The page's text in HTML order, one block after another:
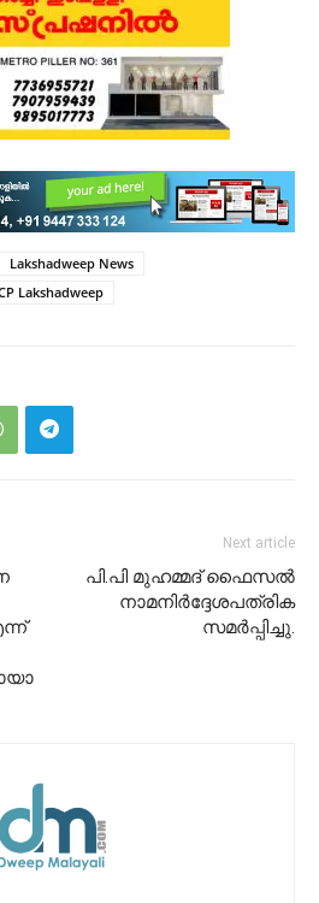
Lakshadweep News
Lakshadweep
Next article
പി.പി മുഹമ്മദ് ഫൈസൽ
നാമനിർദ്ദേശപത്രിക
സമർപ്പിച്ചു.